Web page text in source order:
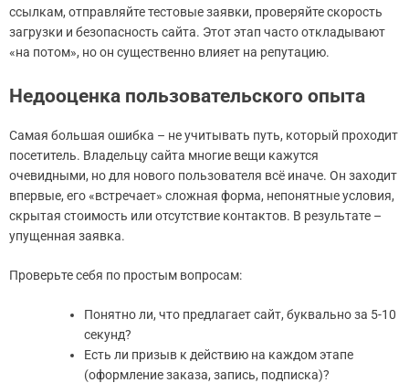
ссылкам, отправляйте тестовые заявки, проверяйте скорость
загрузки и безопасность сайта. Этот этап часто откладывают
«на потом», но он существенно влияет на репутацию.
Недооценка пользовательского опыта
Самая большая ошибка – не учитывать путь, который проходит
посетитель. Владельцу сайта многие вещи кажутся
очевидными, но для нового пользователя всё иначе. Он заходит
впервые, его «встречает» сложная форма, непонятные условия,
скрытая стоимость или отсутствие контактов. В результате –
упущенная заявка.
Проверьте себя по простым вопросам:
Понятно ли, что предлагает сайт, буквально за 5-10
секунд?
Есть ли призыв к действию на каждом этапе
(оформление заказа, запись, подписка)?